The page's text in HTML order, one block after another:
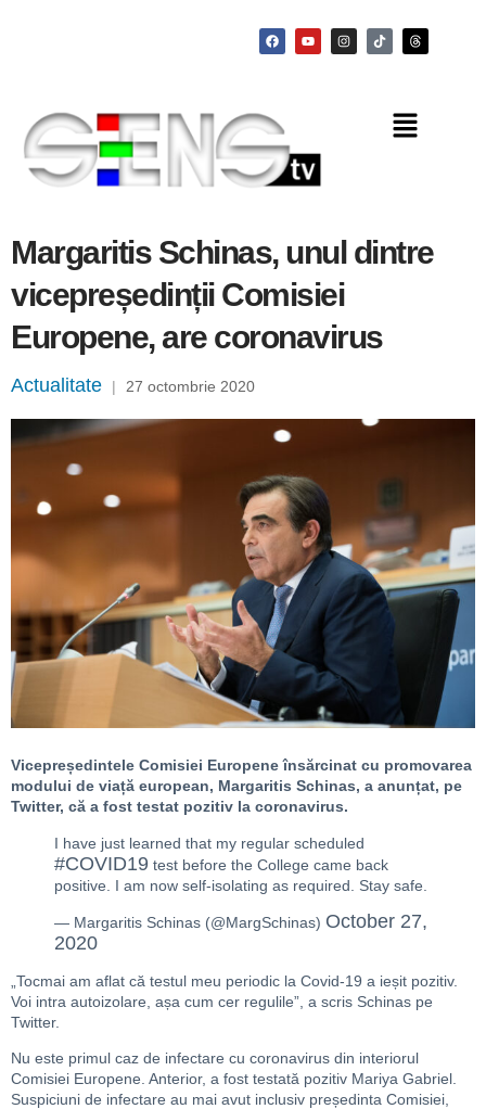
Margaritis Schinas, unul dintre
vicepreședinții Comisiei
Europene, are coronavirus
Actualitate | 27 octombrie 2020
Vicepreședintele Comisiei Europene însărcinat cu promovarea
modului de viață european, Margaritis Schinas, a anunțat, pe
Twitter, că a fost testat pozitiv la coronavirus.
I have just learned that my regular scheduled
#COVID19 test before the College came back
positive. I am now self-isolating as required. Stay safe.
— Margaritis Schinas (@MargSchinas) October 27,
2020
„Tocmai am aflat că testul meu periodic la Covid-19 a ieșit pozitiv.
Voi intra autoizolare, așa cum cer regulile”, a scris Schinas pe
Twitter.
Nu este primul caz de infectare cu coronavirus din interiorul
Comisiei Europene. Anterior, a fost testată pozitiv Mariya Gabriel.
Suspiciuni de infectare au mai avut inclusiv președinta Comisiei,